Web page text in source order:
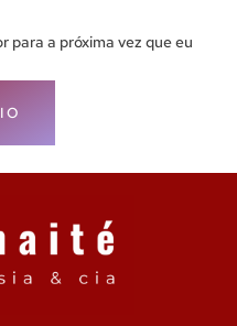
para a próxima vez que eu